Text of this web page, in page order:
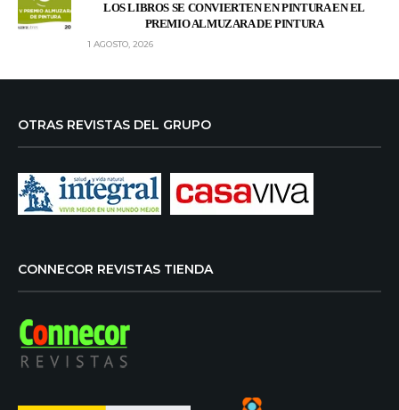
LOS LIBROS SE CONVIERTEN EN PINTURA EN EL
PREMIO ALMUZARA DE PINTURA
1 AGOSTO, 2026
OTRAS REVISTAS DEL GRUPO
CONNECOR REVISTAS TIENDA